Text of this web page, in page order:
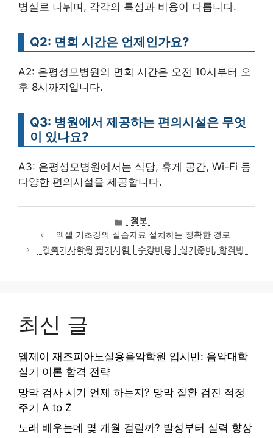
병실로 나뉘며, 각각의 특성과 비용이 다릅니다.
Q2: 면회 시간은 언제인가요?
A2: 은평성모병원의 면회 시간은 오전 10시부터 오
후 8시까지입니다.
Q3: 병원에서 제공하는 편의시설은 무엇
이 있나요?
A3: 은평성모병원에서는 식당, 휴게 공간, Wi-Fi 등
다양한 편의시설을 제공합니다.
카
테
고
리
정보
엑셀 기초강의 실습자료 설치하는 정확한 경로
건축기사학원 필기시험 | 수강비용 | 실기준비, 합격반
최신 글
엠제이 재즈피아노실용음악학원 입시반: 음악대학
실기 이론 합격 전략
망막 검사 시기 언제 하는지? 망막 질환 검진 적정
주기 A to Z
노래 배우는데 몇 개월 걸릴까? 발성부터 실력 향상